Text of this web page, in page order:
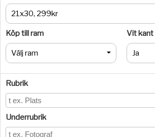
21x30, 299kr
Köp till ram
Välj ram
Vit kant
Ja
Rubrik
Underrubrik